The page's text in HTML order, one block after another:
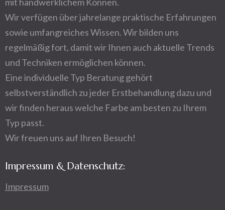
Wir verfügen über jahrelange praktische Erfahrungen
sowie umfangreiches Wissen. Wir bilden uns
regelmäßig fort, damit wir Ihnen auch aktuelle Trends
und Techniken ermöglichen können.
Eine individuelle Typ Beratung gehört
selbstverständlich zu jeder Erstbehandlung dazu und
wir finden heraus welche Farbe am besten zu Ihrem
Typ passt.
Wir freuen uns auf Ihren Besuch!
Impressum & Datenschutz:
Impressum